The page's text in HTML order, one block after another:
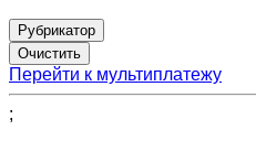
Рубрикатор
Перейти к мультиплатежу
;